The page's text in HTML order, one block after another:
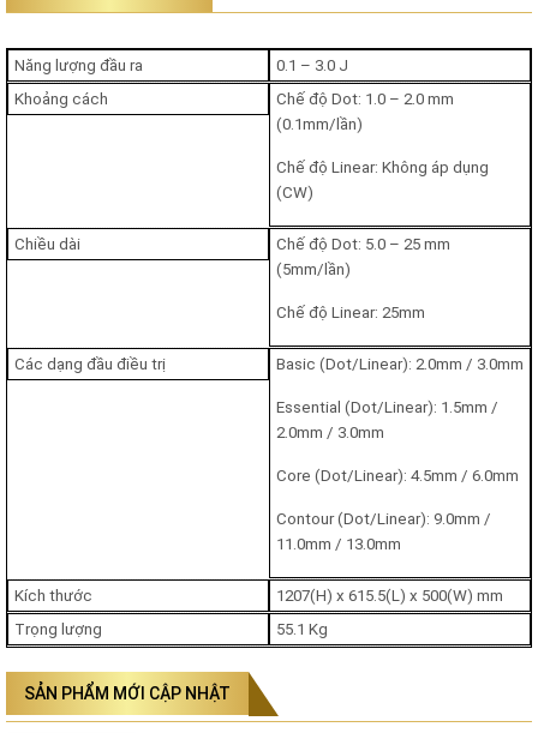
LINEARZ với 4 đầu điều trị duy nhất
sử dụng.Máy LinearZ
có hiệu quả cao trong việc nâng cơ, giảm mỡ
và trẻ hóa da trên cơ thể:
: Chỉ sau một liệu trình, khách hàng có thể
thấy rõ hiệu quả nâng cơ lên đến 90%, làn da sau khi điều
: Sóng siêu âm giúp lượng mỡ thừa được đào
Trẻ hóa da:Một trong những tính năng được nhiều
khách hàng lựa chọn là trẻ hóa da, với
liệu trình, tình trạng da sẽ được cải thiện mịn màng và
sáng bóng, trẻ trung hơn.
Năng lượng đầu ra
0.1 – 3.0 J
Khoảng cách
Chế độ Dot: 1.0 – 2.0 mm
(0.1mm/lần)
Chế độ Linear: Không áp dụng
(CW)
Chiều dài
Chế độ Dot: 5.0 – 25 mm
(5mm/lần)
Chế độ Linear: 25mm
Các dạng đầu điều trị Basic (Dot/Linear): 2.0mm / 3.0mm
Essential (Dot/Linear): 1.5mm /
2.0mm / 3.0mm
Core (Dot/Linear): 4.5mm / 6.0mm
Contour (Dot/Linear): 9.0mm /
11.0mm / 13.0mm
Kích thước
1207(H) x 615.5(L) x 500(W) mm
Trọng lượng
55.1 Kg
SẢN PHẨM MỚI CẬP NHẬT